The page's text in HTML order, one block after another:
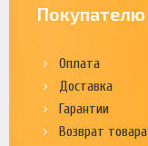
Покупателю
Оплата
Доставка
Гарантии
Возврат товара